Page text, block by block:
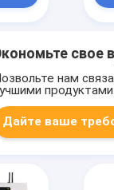
свое
нам
продуктами.
Дайте ваше